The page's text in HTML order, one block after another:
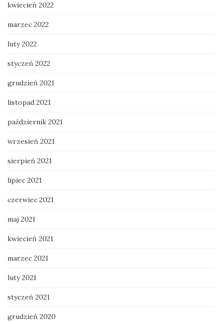
kwiecień 2022
marzec 2022
luty 2022
styczeń 2022
grudzień 2021
listopad 2021
październik 2021
wrzesień 2021
sierpień 2021
lipiec 2021
czerwiec 2021
maj 2021
kwiecień 2021
marzec 2021
luty 2021
styczeń 2021
grudzień 2020